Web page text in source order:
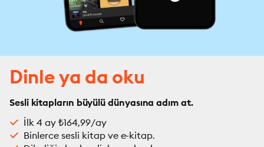
Dinle ya da oku
Sesli kitapların büyülü dünyasına adım at.
İlk 4 ay ₺164,99/ay
Binlerce sesli kitap ve e-kitap.